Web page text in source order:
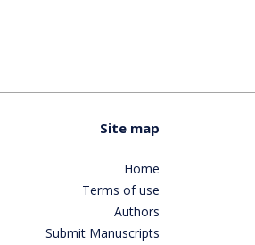
Site map
Home
Terms of use
Authors
Submit Manuscripts